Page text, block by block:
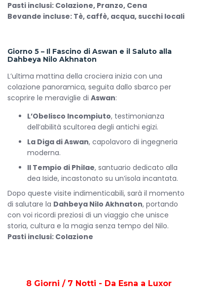
Pasti inclusi: Colazione, Pranzo, Cena
Bevande incluse: Tè, caffè, acqua, succhi locali
Giorno 5 – Il Fascino di Aswan e il Saluto alla
Dahbeya Nilo Akhnaton
L’ultima mattina della crociera inizia con una
colazione panoramica, seguita dallo sbarco per
scoprire le meraviglie di Aswan:
L’Obelisco Incompiuto, testimonianza
dell’abilità scultorea degli antichi egizi.
La Diga di Aswan, capolavoro di ingegneria
moderna.
Il Tempio di Philae, santuario dedicato alla
dea Iside, incastonato su un’isola incantata.
Dopo queste visite indimenticabili, sarà il momento
di salutare la Dahbeya Nilo Akhnaton, portando
con voi ricordi preziosi di un viaggio che unisce
storia, cultura e la magia senza tempo del Nilo.
Pasti inclusi: Colazione
8 Giorni / 7 Notti - Da Esna a Luxor